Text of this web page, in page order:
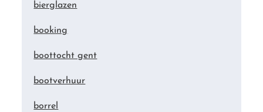
bierglazen
booking
boottocht gent
bootverhuur
borrel